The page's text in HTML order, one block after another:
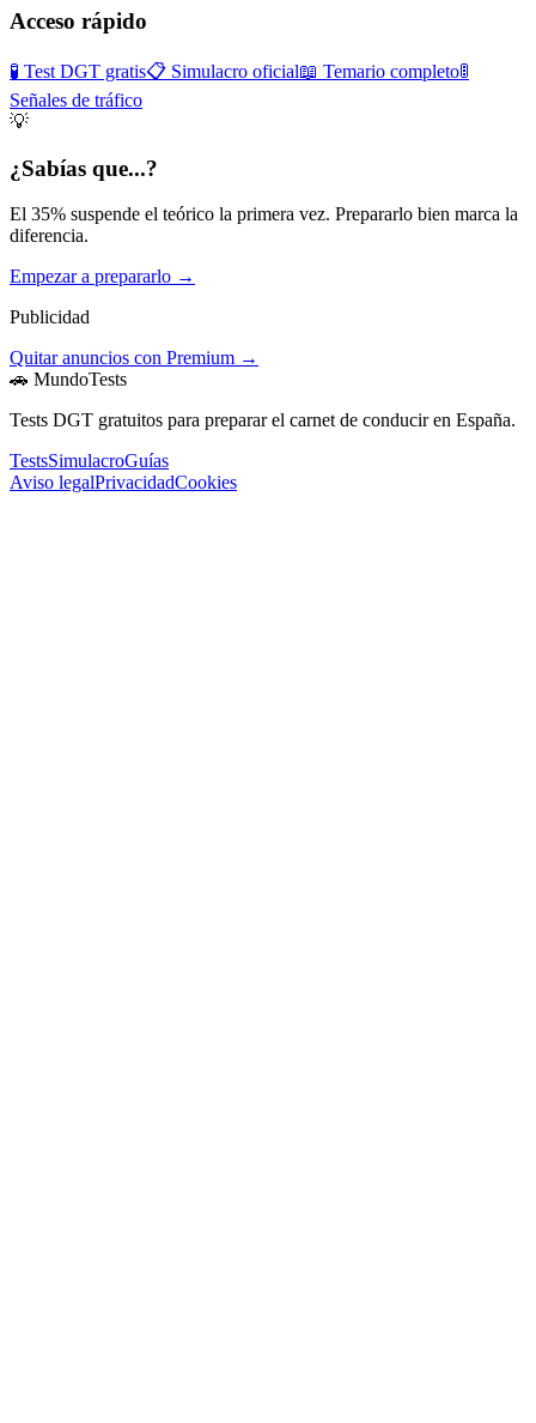
Acceso rápido
🧪 Test DGT gratis📋 Simulacro oficial📖 Temario completo🚦
Señales de tráfico
💡
¿Sabías que...?
El 35% suspende el teórico la primera vez. Prepararlo bien marca la
diferencia.
Empezar a prepararlo →
Publicidad
Quitar anuncios con Premium →
🚗 MundoTests
Tests DGT gratuitos para preparar el carnet de conducir en España.
TestsSimulacroGuías
Aviso legalPrivacidadCookies